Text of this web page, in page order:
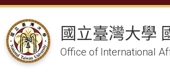
國立臺灣大學
Office of International